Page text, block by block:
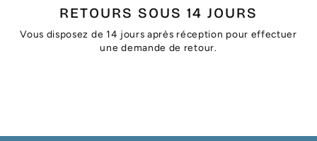
RETOURS SOUS 14 JOURS
Vous disposez de 14 jours après réception pour effectuer
une demande de retour.